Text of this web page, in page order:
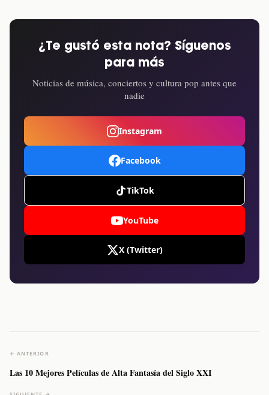
¿Te gustó esta nota? Síguenos
para más
Noticias de música, conciertos y cultura pop antes que
nadie
Instagram
Facebook
TikTok
YouTube
X (Twitter)
← ANTERIOR
Las 10 Mejores Películas de Alta Fantasía del Siglo XXI